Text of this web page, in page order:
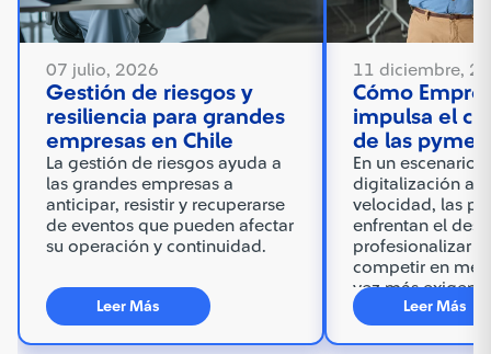
07 julio, 2026
Gestión de riesgos y
resiliencia para grandes
empresas en Chile
La gestión de riesgos ayuda a
las grandes empresas a
anticipar, resistir y recuperarse
de eventos que pueden afectar
su operación y continuidad.
Leer Más
11 diciembre,
Cómo
impulsa el
de las pymes
En un escenario
digitalización
velocidad, las
enfrentan el
profesionalizar
competir en
vez más
Leer Más